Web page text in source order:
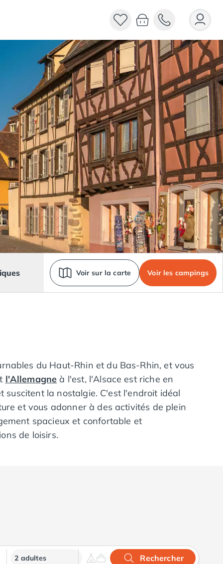
Voir sur la carte Voir les campings
du Haut-Rhin et du Bas-Rhin, et vous
l'Allemagne à l'est, l'Alsace est riche en
la nostalgie. C'est l'endroit idéal
et vous adonner à des activités de plein
spacieux et confortable et
de loisirs.
2 adultes Rechercher